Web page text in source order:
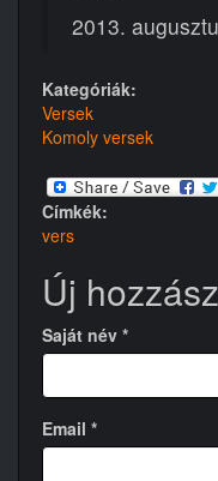
2013.
Kategóriák:
Versek
Komoly versek
Címkék:
vers
Új
Saját név *
Email *